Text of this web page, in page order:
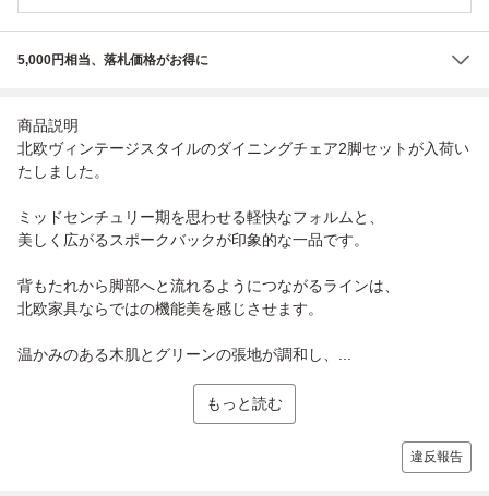
5,000円相当、落札価格がお得に
商品説明
北欧ヴィンテージスタイルのダイニングチェア2脚セットが入荷い
たしました。
ミッドセンチュリー期を思わせる軽快なフォルムと、
美しく広がるスポークバックが印象的な一品です。
背もたれから脚部へと流れるようにつながるラインは、
北欧家具ならではの機能美を感じさせます。
温かみのある木肌とグリーンの張地が調和し、...
もっと読む
違反報告